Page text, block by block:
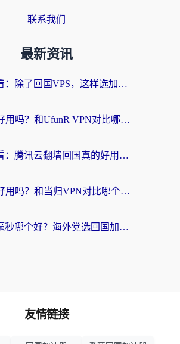
联系我们
最新资讯
海外党必看：除了回国VPS，这样选加速器也能无缝刷国内资源？
迅游VPN好用吗？和UfunR VPN对比哪个回国效果更好？海外党亲测避坑指南
海外党必看：腾讯云翻墙回国真的好用吗？+ 3步选对回国加速器指南
穿梭VPN好用吗？和当归VPN对比哪个回国效果更好？海外党亲测实用指南
穿梭和六毫秒哪个好？海外党选回国加速器的避坑指南，附番茄加速器实测
友情链接